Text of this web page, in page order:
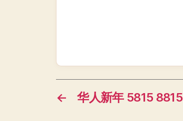
← 华人新年 5815 8815